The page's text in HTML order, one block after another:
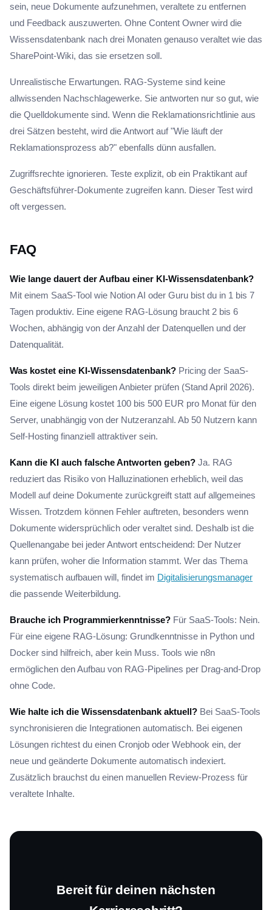
sein, neue Dokumente aufzunehmen, veraltete zu entfernen
und Feedback auszuwerten. Ohne Content Owner wird die
Wissensdatenbank nach drei Monaten genauso veraltet wie das
SharePoint-Wiki, das sie ersetzen soll.
Unrealistische Erwartungen. RAG-Systeme sind keine
allwissenden Nachschlagewerke. Sie antworten nur so gut, wie
die Quelldokumente sind. Wenn die Reklamationsrichtlinie aus
drei Sätzen besteht, wird die Antwort auf "Wie läuft der
Reklamationsprozess ab?" ebenfalls dünn ausfallen.
Zugriffsrechte ignorieren. Teste explizit, ob ein Praktikant auf
Geschäftsführer-Dokumente zugreifen kann. Dieser Test wird
oft vergessen.
FAQ
Wie lange dauert der Aufbau einer KI-Wissensdatenbank?
Mit einem SaaS-Tool wie Notion AI oder Guru bist du in 1 bis 7
Tagen produktiv. Eine eigene RAG-Lösung braucht 2 bis 6
Wochen, abhängig von der Anzahl der Datenquellen und der
Datenqualität.
Was kostet eine KI-Wissensdatenbank? Pricing der SaaS-
Tools direkt beim jeweiligen Anbieter prüfen (Stand April 2026).
Eine eigene Lösung kostet 100 bis 500 EUR pro Monat für den
Server, unabhängig von der Nutzeranzahl. Ab 50 Nutzern kann
Self-Hosting finanziell attraktiver sein.
Kann die KI auch falsche Antworten geben? Ja. RAG
reduziert das Risiko von Halluzinationen erheblich, weil das
Modell auf deine Dokumente zurückgreift statt auf allgemeines
Wissen. Trotzdem können Fehler auftreten, besonders wenn
Dokumente widersprüchlich oder veraltet sind. Deshalb ist die
Quellenangabe bei jeder Antwort entscheidend: Der Nutzer
kann prüfen, woher die Information stammt. Wer das Thema
systematisch aufbauen will, findet im Digitalisierungsmanager
die passende Weiterbildung.
Brauche ich Programmierkenntnisse? Für SaaS-Tools: Nein.
Für eine eigene RAG-Lösung: Grundkenntnisse in Python und
Docker sind hilfreich, aber kein Muss. Tools wie n8n
ermöglichen den Aufbau von RAG-Pipelines per Drag-and-Drop
ohne Code.
Wie halte ich die Wissensdatenbank aktuell? Bei SaaS-Tools
synchronisieren die Integrationen automatisch. Bei eigenen
Lösungen richtest du einen Cronjob oder Webhook ein, der
neue und geänderte Dokumente automatisch indexiert.
Zusätzlich brauchst du einen manuellen Review-Prozess für
veraltete Inhalte.
Bereit für deinen nächsten